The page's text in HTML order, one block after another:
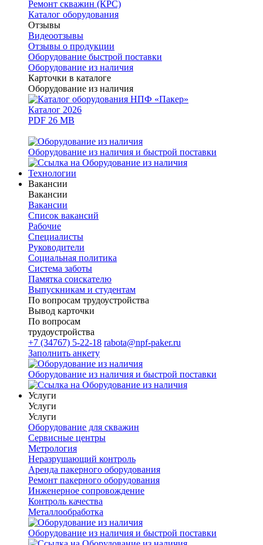
Ремонт скважин (КРС)
Каталог оборудования
Отзывы
Видеоотзывы
Отзывы о продукции
Оборудование быстрой поставки
Оборудование из наличия
Карточки в каталоге
Оборудование из наличия
Каталог 2026
PDF 26 MB
Оборудование из наличия и быстрой поставки
Технологии
Вакансии
Вакансии
Вакансии
Список вакансий
Рабочие
Специалисты
Руководители
Cоциальная политика
Система заботы
Памятка соискателю
Выпускникам и студентам
По вопросам трудоустройства
Вывод карточки
По вопросам
трудоустройства
+7 (34767) 5-22-18 rabota@npf-paker.ru
Заполнить анкету
Оборудование из наличия и быстрой поставки
Услуги
Услуги
Услуги
Оборудование для скважин
Сервисные центры
Метрология
Неразрушающий контроль
Аренда пакерного оборудования
Ремонт пакерного оборудования
Инженерное сопровождение
Контроль качества
Металлообработка
Оборудование из наличия и быстрой поставки